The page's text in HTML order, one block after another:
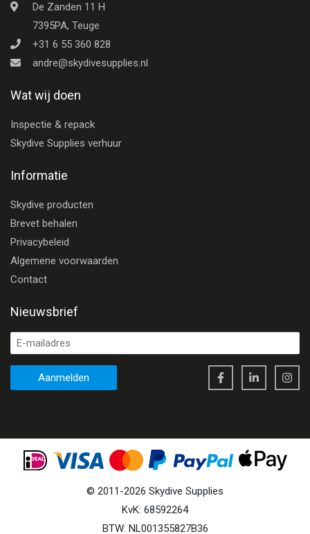
De Zanden 11 H
7395PA, Teuge
+31 6 55 360 828
andre@skydivesupplies.nl
Wat wij doen
Inspectie & repack
Skydive Supplies verhuur
Informatie
Skydive producten
Brevet behalen
Privacybeleid
Algemene voorwaarden
Contact
Nieuwsbrief
Aanmelden
© 2011 -2026 Skydive Supplies
KvK: 68592264
BTW: NL001355827B36